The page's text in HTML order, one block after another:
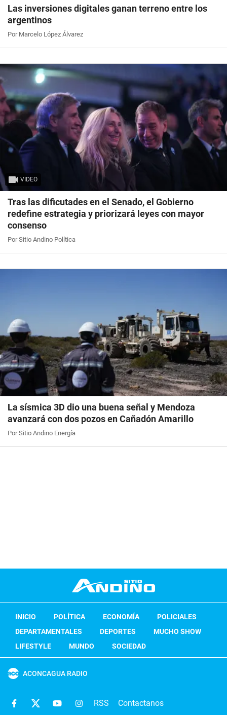
Las inversiones digitales ganan terreno entre los
argentinos
Por Marcelo López Álvarez
VIDEO
Tras las dificutades en el Senado, el Gobierno
redefine estrategia y priorizará leyes con mayor
consenso
Por Sitio Andino Política
La sísmica 3D dio una buena señal y Mendoza
avanzará con dos pozos en Cañadón Amarillo
Por Sitio Andino Energía
INICIO POLÍTICA ECONOMÍA
POLICIALES
DEPARTAMENTALES
DEPORTES
MUCHO SHOW
LIFESTYLE
MUNDO SOCIEDAD
ACONCAGUA RADIO
RSS Contactanos